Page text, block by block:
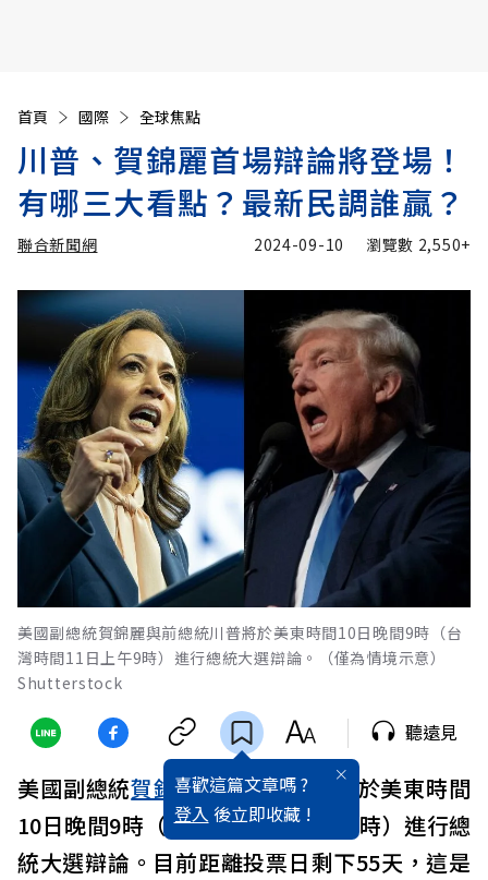
首頁 國際 全球焦點
川普、賀錦麗首場辯論將登場！
有哪三大看點？最新民調誰贏？
聯合新聞網 2024-09-10 瀏覽數 2,550+
美國副總統賀錦麗與前總統川普將於美東時間10日晚間9時（台
灣時間11日上午9時）進行總統大選辯論。（僅為情境示意）
Shutterstock
喜歡這篇文章嗎 ?
登入 後立即收藏 !
聽遠見
美國副總統賀錦麗與前總統川普 將於美東時間
10日晚間9時（台灣時間11日上午9時）進行總
統大選辯論。目前距離投票日剩下55天，這是